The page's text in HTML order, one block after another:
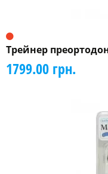
Трейнер
1799.00 грн.